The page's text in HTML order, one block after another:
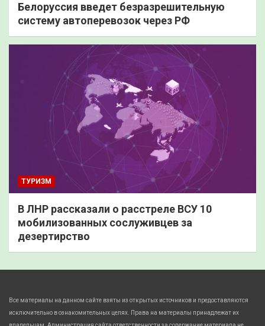
Белоруссия введет безразрешительную
систему автоперевозок через РФ
ТУРИЗМ
В ЛНР рассказали о расстреле ВСУ 10
мобилизованных сослуживцев за
дезертирство
Все материалы на данном сайте взяты из открытых источников и предоставляются
исключительно в ознакомительных целях. Права на материалы принадлежат их